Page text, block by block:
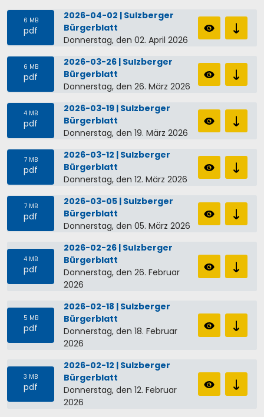
6 MB
pdf
2026-04-02 | Sulzberger
Bürgerblatt
Donnerstag, den 02. April 2026
6 MB
pdf
2026-03-26 | Sulzberger
Bürgerblatt
Donnerstag, den 26. März 2026
4 MB
pdf
2026-03-19 | Sulzberger
Bürgerblatt
Donnerstag, den 19. März 2026
7 MB
pdf
2026-03-12 | Sulzberger
Bürgerblatt
Donnerstag, den 12. März 2026
7 MB
pdf
2026-03-05 | Sulzberger
Bürgerblatt
Donnerstag, den 05. März 2026
4 MB
pdf
2026-02-26 | Sulzberger
Bürgerblatt
Donnerstag, den 26. Februar
2026
5 MB
pdf
2026-02-18 | Sulzberger
Bürgerblatt
Donnerstag, den 18. Februar
2026
3 MB
pdf
2026-02-12 | Sulzberger
Bürgerblatt
Donnerstag, den 12. Februar
2026